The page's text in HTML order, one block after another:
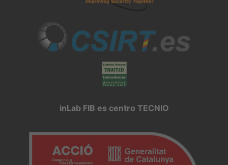
inLab FIB es centro TECNIO